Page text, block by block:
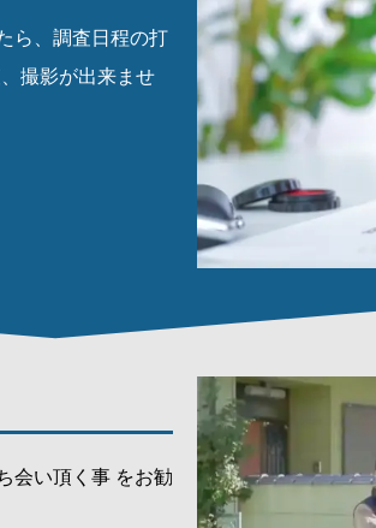
ら、調査日程の打
撮影が出来ませ
会い頂く事 をお勧